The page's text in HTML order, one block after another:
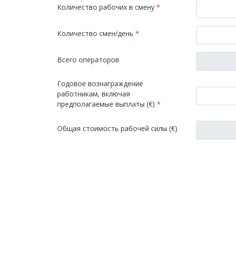
Количество рабочих в смену *
Количество смен/день *
Всего операторов
Годовое вознаграждение
работникам, включая
предполагаемые выплаты (€) *
Общая стоимость рабочей силы (€)